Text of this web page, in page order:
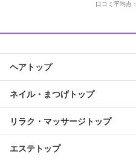
口コミ平均点：
ヘアトップ
ネイル・まつげトップ
リラク・マッサージトップ
エステトップ